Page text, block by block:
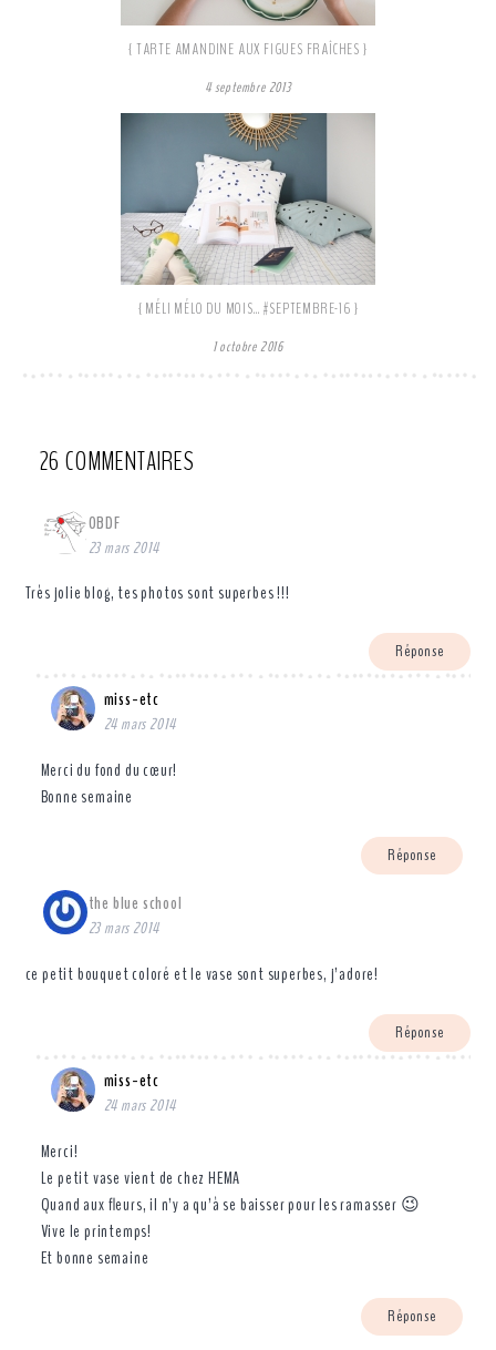
{ TARTE AMANDINE AUX FIGUES FRAÎCHES }
4 septembre 2013
{ MÉLI MÉLO DU MOIS… #SEPTEMBRE-16 }
1 octobre 2016
26 COMMENTAIRES
OBDF
23 mars 2014
Très jolie blog, tes photos sont superbes !!!
Réponse
miss-etc
24 mars 2014
Merci du fond du cœur!
Bonne semaine
Réponse
the blue school
23 mars 2014
ce petit bouquet coloré et le vase sont superbes, j’adore!
Réponse
miss-etc
24 mars 2014
Merci!
Le petit vase vient de chez HEMA
Quand aux fleurs, il n’y a qu’à se baisser pour les ramasser 😉
Vive le printemps!
Et bonne semaine
Réponse